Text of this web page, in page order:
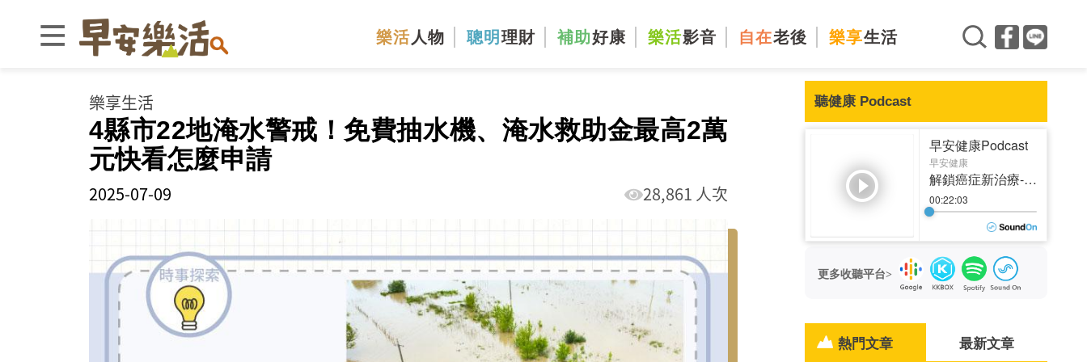
樂活 人物 聰明 理財 補助好康 樂活影音 自在老後 樂享生活
樂享生活
4縣市22地淹水警戒！免費抽水機、淹水救助金最高2萬
元快看怎麼申請
2025-07-09 28,861 人次
聽健康 Podcast
更多收聽平台>
熱門文章 最新文章